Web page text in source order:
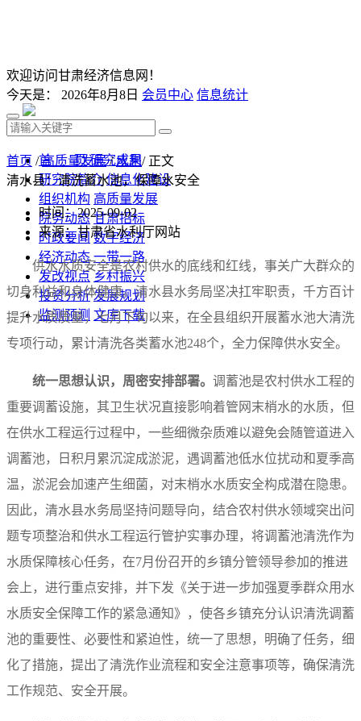
欢迎访问甘肃经济信息网！
今天是： 2026年8月8日 会员中心 信息统计
首 页 研究成果
研究院简介 信息化建设
组织机构 高质量发展
院务动态 甘肃招标
时政要闻 数字经济
经济动态 一带一路
发改视点 乡村振兴
投资分析 发展规划
监测预测 文库下载
首页 /高质量发展/水利/ 正文
清水县：清洗蓄水池，保障水安全
时间：2025-09-02
来源：甘肃省水利厅网站
供水水质安全是农村供水的底线和红线，事关广大群众的
切身利益和身体健康。清水县水务局坚决扛牢职责，千方百计
提升水质质量，七月下旬以来，在全县组织开展蓄水池大清洗
专项行动，累计清洗各类蓄水池248个，全力保障供水安全。
统一思想认识，周密安排部署。 调蓄池是农村供水工程的
重要调蓄设施，其卫生状况直接影响着管网末梢水的水质，但
在供水工程运行过程中，一些细微杂质难以避免会随管道进入
调蓄池，日积月累沉淀成淤泥，遇调蓄池低水位扰动和夏季高
温，淤泥会加速产生细菌，对末梢水水质安全构成潜在隐患。
因此，清水县水务局坚持问题导向，结合农村供水领域突出问
题专项整治和供水工程运行管护实事办理，将调蓄池清洗作为
水质保障核心任务，在7月份召开的乡镇分管领导参加的推进
会上，进行重点安排，并下发《关于进一步加强夏季群众用水
水质安全保障工作的紧急通知》，使各乡镇充分认识清洗调蓄
池的重要性、必要性和紧迫性，统一了思想，明确了任务，细
化了措施，提出了清洗作业流程和安全注意事项等，确保清洗
工作规范、安全开展。